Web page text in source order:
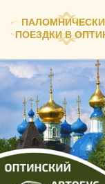
ПОЕЗДКИ В